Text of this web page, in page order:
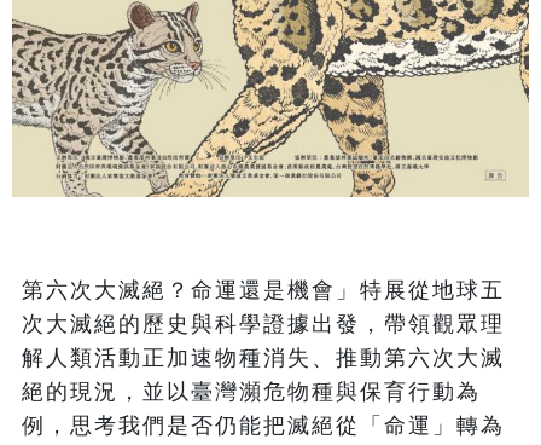
第六次大滅絕？命運還是機會」特展從地球五
次大滅絕的歷史與科學證據出發，帶領觀眾理
解人類活動正加速物種消失、推動第六次大滅
絕的現況，並以臺灣瀕危物種與保育行動為
例，思考我們是否仍能把滅絕從「命運」轉為